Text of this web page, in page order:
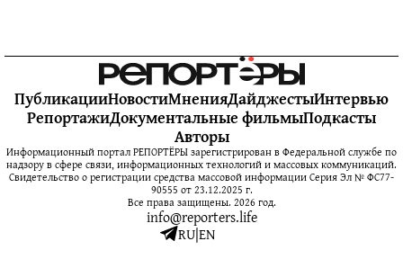
ПубликацииНовостиМненияДайджестыИнтервью
РепортажиДокументальные фильмыПодкасты
Авторы
Информационный портал РЕПОРТЁРЫ зарегистрирован в Федеральной службе по
надзору в сфере связи, информационных технологий и массовых коммуникаций.
Свидетельство о регистрации средства массовой информации Серия Эл № ФС77-
90555 от 23.12.2025 г.
Все права защищены. 2026 год.
info@reporters.life
RU|EN